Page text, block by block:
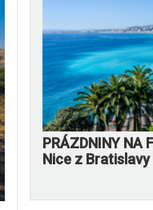
PRÁZDNINY NA
Nice z